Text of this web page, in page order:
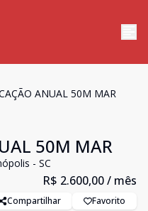
ANUAL 50M MAR
50M MAR
- SC
R$ 2.600,00/ mês
Compartilhar Favorito